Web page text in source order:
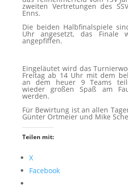
zweiten Vertretungen des
Enns.
Die beiden Halbfinalspiele
Uhr angesetzt, das Finale
angepfiffen.
Eingeläutet wird das
Freitag ab 14 Uhr mit dem
an dem heuer 9 Teams
wieder großen Spaß am
werden.
Für Bewirtung ist an allen
Günter Ortmeier und Mike
Teilen mit:
X
Facebook